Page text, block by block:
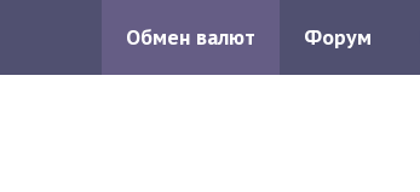
Обмен валют Форум